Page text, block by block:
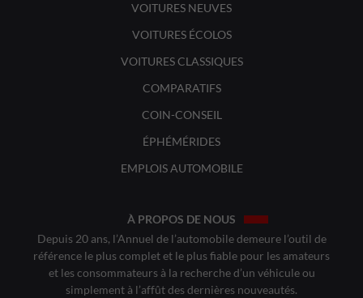
VOITURES NEUVES
VOITURES ÉCOLOS
VOITURES CLASSIQUES
COMPARATIFS
COIN-CONSEIL
ÉPHÉMÉRIDES
EMPLOIS AUTOMOBILE
À PROPOS DE NOUS
Depuis 20 ans, l’Annuel de l’automobile demeure l’outil de
référence le plus complet et le plus fiable pour les amateurs
et les consommateurs à la recherche d’un véhicule ou
simplement à l’affût des dernières nouveautés.